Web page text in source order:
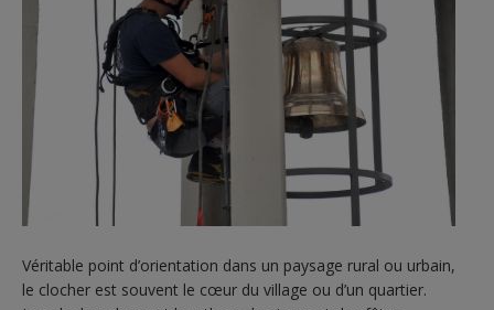
Véritable point d’orientation dans un paysage rural ou urbain,
le clocher est souvent le cœur du village ou d’un quartier.